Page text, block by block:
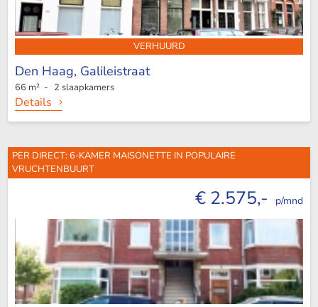
VERHUURD
Den Haag, Galileistraat
66 m² - 2 slaapkamers
Details
PER DIRECT: 6-KAMER MAISONETTE IN POPULAIRE
VRUCHTENBUURT
€ 2.575,- p/mnd